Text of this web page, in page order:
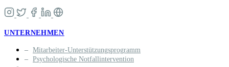
UNTERNEHMEN
Mitarbeiter-Unterstützungsprogramm
Psychologische Notfallintervention